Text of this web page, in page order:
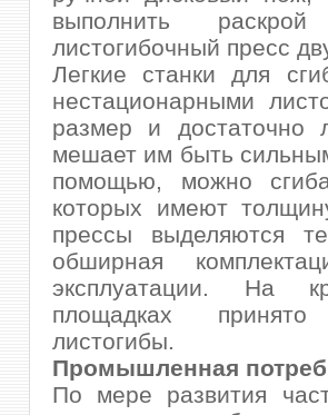
выполнить
листогибочный пресс
Легкие станки для
нестационарными
размер и достаточно
мешает им быть
помощью, можно
которых имеют
прессы выделяются
обширная
эксплуатации. На
площадках
листогибы.
Промышленная
По мере развития